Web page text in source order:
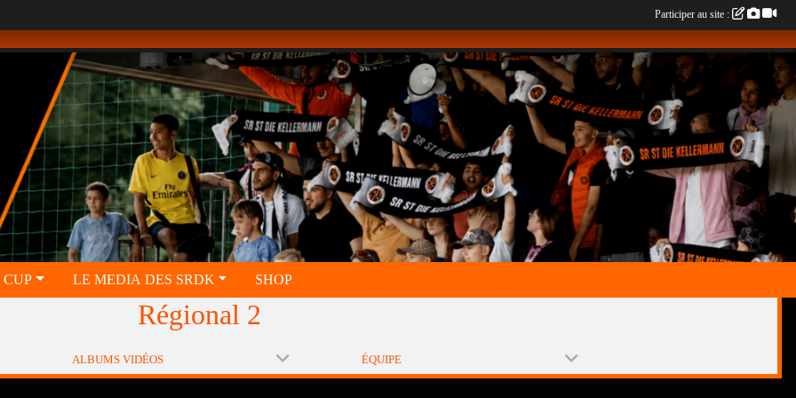
LE MEDIA DES SRDK SHOP
Régional 2
ALBUMS VIDÉOS ÉQUIPE
Participer au site :